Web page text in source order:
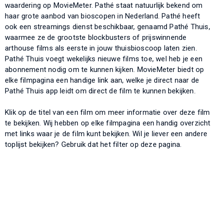
waardering op MovieMeter. Pathé staat natuurlijk bekend om
haar grote aanbod van bioscopen in Nederland. Pathé heeft
ook een streamings dienst beschikbaar, genaamd Pathé Thuis,
waarmee ze de grootste blockbusters of prijswinnende
arthouse films als eerste in jouw thuisbioscoop laten zien.
Pathé Thuis voegt wekelijks nieuwe films toe, wel heb je een
abonnement nodig om te kunnen kijken. MovieMeter biedt op
elke filmpagina een handige link aan, welke je direct naar de
Pathé Thuis app leidt om direct de film te kunnen bekijken.
Klik op de titel van een film om meer informatie over deze film
te bekijken. Wij hebben op elke filmpagina een handig overzicht
met links waar je de film kunt bekijken. Wil je liever een andere
toplijst bekijken? Gebruik dat het filter op deze pagina.